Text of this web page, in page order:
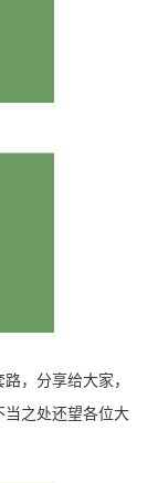
，分享给大家，
之处还望各位大